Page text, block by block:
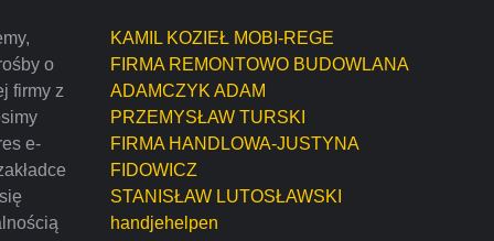
o
firmy z
e-
KAMIL KOZIEŁ MOBI-REGE
FIRMA REMONTOWO BUDOWLANA
ADAMCZYK ADAM
PRZEMYSŁAW TURSKI
FIRMA HANDLOWA-JUSTYNA
FIDOWICZ
STANISŁAW LUTOSŁAWSKI
handjehelpen